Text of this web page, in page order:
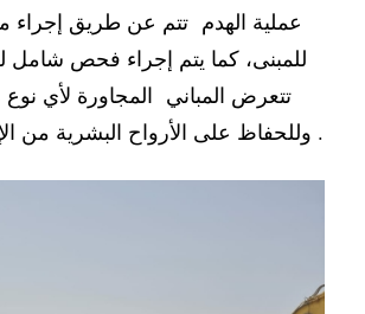
عملية الهدم تتم عن طريق
للمبنى، كما يتم إجراء فحص شامل
تتعرض المباني المجاورة لأي
وللحفاظ على الأرواح البشرية من الإصابة بأي ضرر .